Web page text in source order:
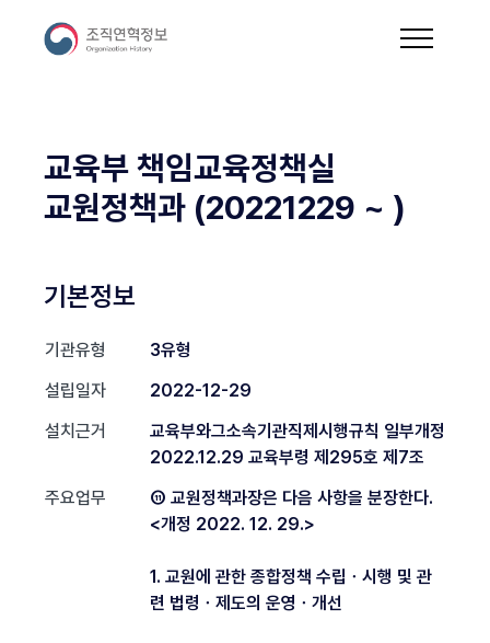
교육부 책임교육정책실
교원정책과 (20221229 ~ )
기본정보
기관유형
3유형
설립일자
2022-12-29
설치근거
교육부와그소속기관직제시행규칙 일부개정
2022.12.29 교육부령 제295호 제7조
주요업무
⑪ 교원정책과장은 다음 사항을 분장한다.
<개정 2022. 12. 29.>
1. 교원에 관한 종합정책 수립ㆍ시행 및 관
련 법령ㆍ제도의 운영ㆍ개선